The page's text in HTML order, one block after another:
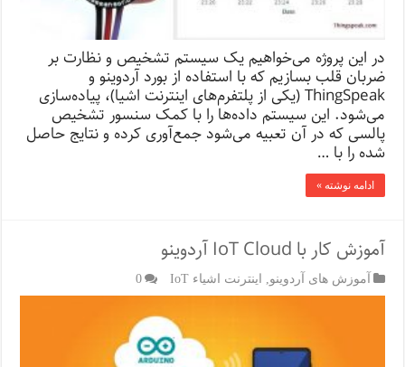
در این پروژه می‌خواهیم یک سیستم تشخیص و نظارت بر
ضربان قلب بسازیم که با استفاده از بورد آردوینو و
ThingSpeak (یکی از پلتفرم‌های اینترنت اشیا)، پیاده‌سازی
می‌شود. این سیستم داده‌ها را با کمک سنسور تشخیص
پالسی که در آن تعبیه می‌شود جمع‌آوری کرده و نتایج حاصل
شده را با …
ادامه نوشته »
آموزش کار با IoT Cloud آردوینو
آموزش های آردوینو اینترنت اشیاء IoT 0